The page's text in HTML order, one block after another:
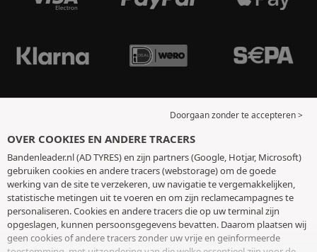
Doorgaan zonder te accepteren >
OVER COOKIES EN ANDERE TRACERS
Bandenleader.nl (AD TYRES) en zijn partners (Google, Hotjar, Microsoft)
gebruiken cookies en andere tracers (webstorage) om de goede
werking van de site te verzekeren, uw navigatie te vergemakkelijken,
statistische metingen uit te voeren en om zijn reclamecampagnes te
personaliseren. Cookies en andere tracers die op uw terminal zijn
opgeslagen, kunnen persoonsgegevens bevatten. Daarom plaatsen wij
geen cookies of andere tracers zonder uw vrije en geïnformeerde